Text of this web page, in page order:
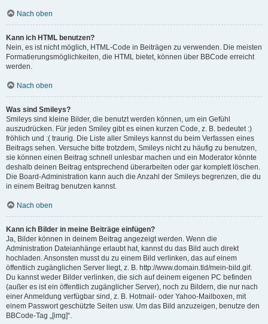
Nach oben
Kann ich HTML benutzen?
Nein, es ist nicht möglich, HTML-Code in Beiträgen zu verwenden. Die meisten
Formatierungsmöglichkeiten, die HTML bietet, können über BBCode erreicht
werden.
Nach oben
Was sind Smileys?
Smileys sind kleine Bilder, die benutzt werden können, um ein Gefühl
auszudrücken. Für jeden Smiley gibt es einen kurzen Code, z. B. bedeutet :)
fröhlich und :( traurig. Die Liste aller Smileys kannst du beim Verfassen eines
Beitrags sehen. Versuche bitte trotzdem, Smileys nicht zu häufig zu benutzen,
sie können einen Beitrag schnell unlesbar machen und ein Moderator könnte
deshalb deinen Beitrag entsprechend überarbeiten oder gar komplett löschen.
Die Board-Administration kann auch die Anzahl der Smileys begrenzen, die du
in einem Beitrag benutzen kannst.
Nach oben
Kann ich Bilder in meine Beiträge einfügen?
Ja, Bilder können in deinem Beitrag angezeigt werden. Wenn die
Administration Dateianhänge erlaubt hat, kannst du das Bild auch direkt
hochladen. Ansonsten musst du zu einem Bild verlinken, das auf einem
öffentlich zugänglichen Server liegt, z. B. http://www.domain.tld/mein-bild.gif.
Du kannst weder Bilder verlinken, die sich auf deinem eigenen PC befinden
(außer es ist ein öffentlich zugänglicher Server), noch zu Bildern, die nur nach
einer Anmeldung verfügbar sind, z. B. Hotmail- oder Yahoo-Mailboxen, mit
einem Passwort geschützte Seiten usw. Um das Bild anzuzeigen, benutze den
BBCode-Tag „[img]“.